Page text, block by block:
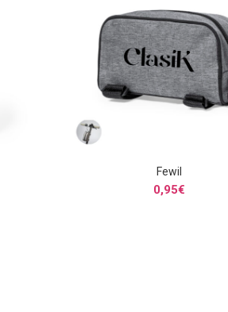
SELECCIONAR OPCIONES
Fewil
0,95€